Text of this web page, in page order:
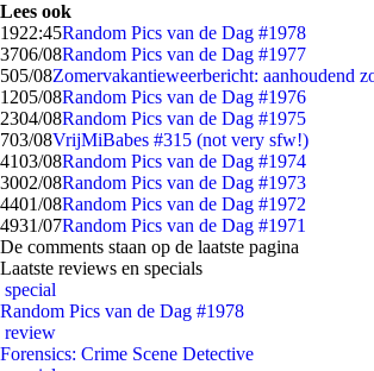
Lees ook
1922:45Random Pics van de Dag #1978
3706/08Random Pics van de Dag #1977
505/08Zomervakantieweerbericht: aanhoudend
1205/08Random Pics van de Dag #1976
2304/08Random Pics van de Dag #1975
703/08VrijMiBabes #315 (not very sfw!)
4103/08Random Pics van de Dag #1974
3002/08Random Pics van de Dag #1973
4401/08Random Pics van de Dag #1972
4931/07Random Pics van de Dag #1971
De comments staan op de laatste pagina
Laatste reviews en specials
special
Random Pics van de Dag #1978
review
Forensics: Crime Scene Detective